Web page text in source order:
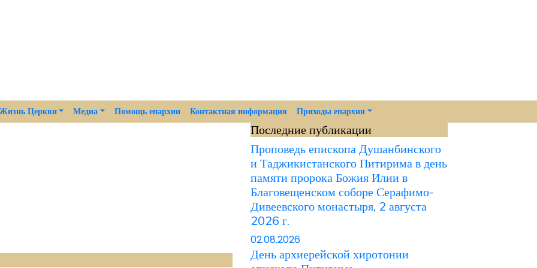
Жизнь Церкви Медиа Помощь епархии Контактная информация Приходы епархии
Последние публикации
Проповедь епископа Душанбинского
и Таджикистанского Питирима в день
памяти пророка Божия Илии в
Благовещенском соборе Серафимо-
Дивеевского монастыря, 2 августа
2026 г.
02.08.2026
День архиерейской хиротонии